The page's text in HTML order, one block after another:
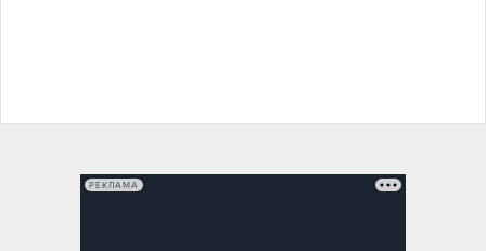
РЕКЛАМА